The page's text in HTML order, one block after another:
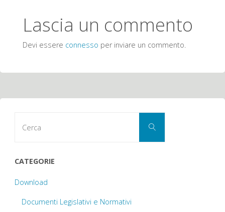
Lascia un commento
Devi essere connesso per inviare un commento.
Cerca
CATEGORIE
Download
Documenti Legislativi e Normativi